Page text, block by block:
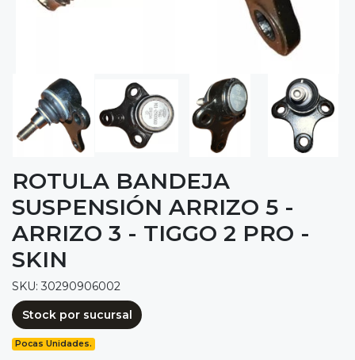
ROTULA BANDEJA
SUSPENSIÓN ARRIZO 5 -
ARRIZO 3 - TIGGO 2 PRO -
SKIN
SKU: 30290906002
Stock por sucursal
Pocas Unidades.